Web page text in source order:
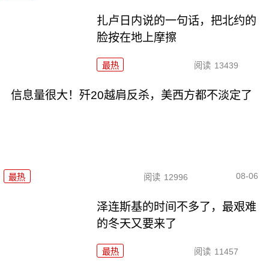
扎卢日内说的一句话，把北约的
脸按在地上摩擦
最热 阅读 13439
信息量很大！歼20越肩反杀，美西方都不淡定了
最热 阅读 12996 08-06
泽连斯基的时间不多了，最艰难
的冬天又要来了
最热 阅读 11457